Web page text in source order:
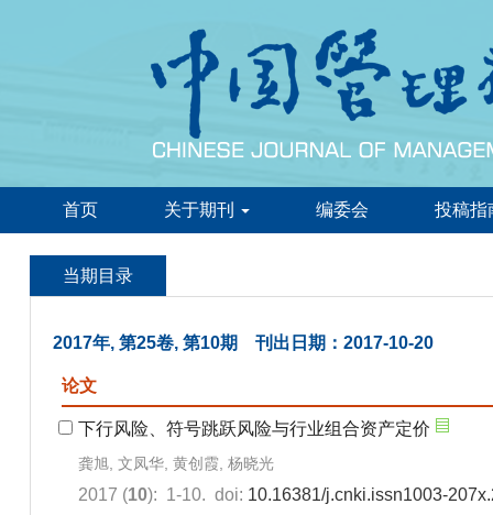
首页 关于期刊 编委会 投稿
当期目录
2017年, 第25卷, 第10期 刊出日期：2017-10-20
论文
下行风险、符号跳跃风险与行业组合资产定价
龚旭, 文凤华, 黄创霞, 杨晓光
2017 (10): 1-10. doi: 10.16381/j.cnki.issn1003-